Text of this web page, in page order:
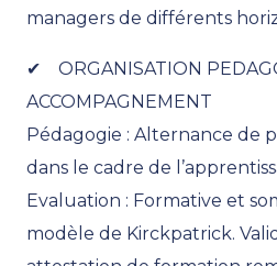
managers de différents
✔ ORGANISATION
ACCOMPAGNEMENT
Pédagogie : Alternance de
dans le cadre de
Evaluation : Formative et
modèle de Kirckpatrick.